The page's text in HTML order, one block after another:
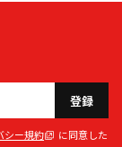
登録
シー規約
に同意した